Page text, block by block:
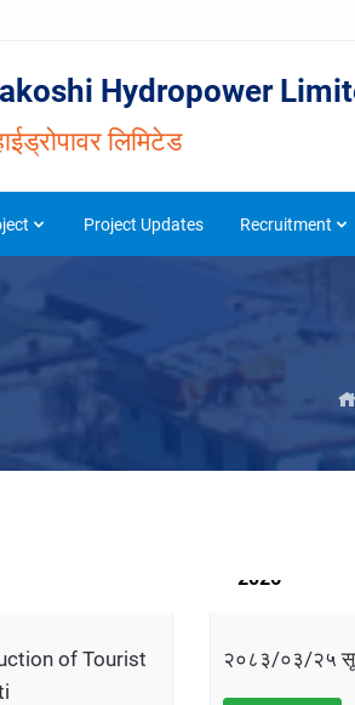
Hydropower
लिमिटेड
Project Updates Recruitment
of Tourist
2026
२०८३/०३/२५